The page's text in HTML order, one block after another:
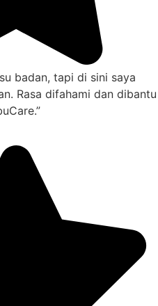
badan, tapi di sini saya
Rasa difahami dan dibantu